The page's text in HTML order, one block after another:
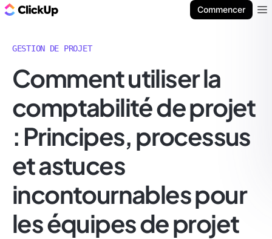
Commencer
GESTION DE PROJET
Comment utiliser la
comptabilité de projet
: Principes, processus
et astuces
incontournables pour
les équipes de projet